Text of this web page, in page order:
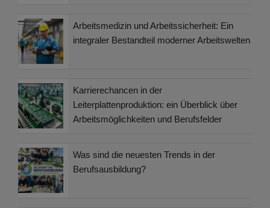
Arbeitsmedizin und Arbeitssicherheit: Ein
integraler Bestandteil moderner Arbeitswelten
Karrierechancen in der
Leiterplattenproduktion: ein Überblick über
Arbeitsmöglichkeiten und Berufsfelder
Was sind die neuesten Trends in der
Berufsausbildung?